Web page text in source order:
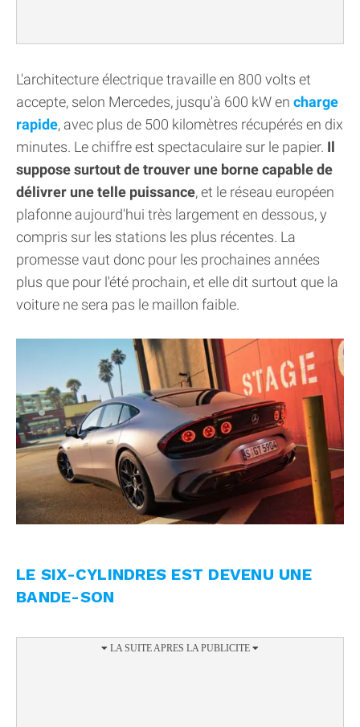
L'architecture électrique travaille en 800 volts et
accepte, selon Mercedes, jusqu'à 600 kW en charge
rapide, avec plus de 500 kilomètres récupérés en dix
minutes. Le chiffre est spectaculaire sur le papier. Il
suppose surtout de trouver une borne capable de
délivrer une telle puissance, et le réseau européen
plafonne aujourd'hui très largement en dessous, y
compris sur les stations les plus récentes. La
promesse vaut donc pour les prochaines années
plus que pour l'été prochain, et elle dit surtout que la
voiture ne sera pas le maillon faible.
LE SIX-CYLINDRES EST DEVENU UNE
BANDE-SON